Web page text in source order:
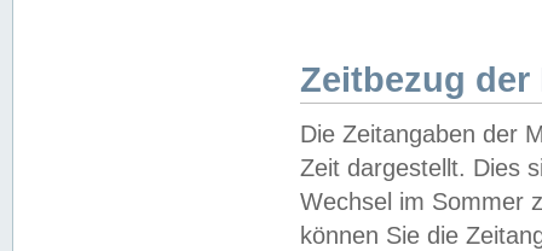
Zeitbezug der
Die Zeitangaben der
Zeit dargestellt. Dies
Wechsel im Sommer
können Sie die